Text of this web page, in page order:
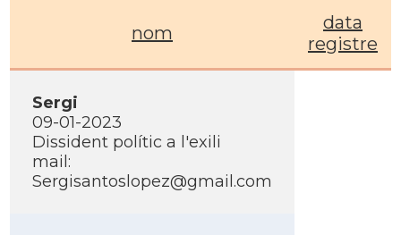
nom
data
registre
Sergi
09-01-2023
Dissident polí­tic a l'exili
mail:
Sergisantoslopez@gmail.com